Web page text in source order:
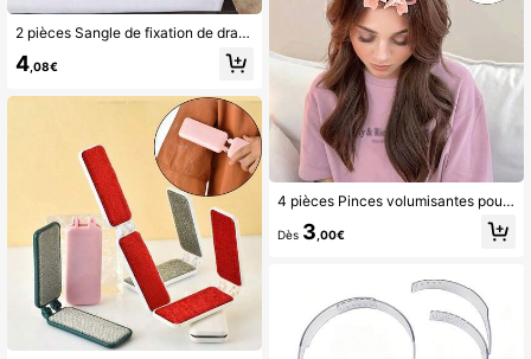
2 pièces Sangle de fixation de drap de lit - Sangle d'épaule ajustable pour drap de lit, attache de serrage de drap de lit pour empêcher le glissement du drap de lit, 2 pièces/set en noir
4 ,08€
4 pièces Pinces volumisantes pour racines, boucleur de cheveux sans chaleur, (réutilisable), conçu pour soulever le sommet de la tête et ajouter du volume sans chaleur, convient pour une coiffure rapide avant de sortir, pendant les pauses au bureau ou en voyage, ciblé vers les femmes adultes et les personnes recherchant un look volumineux naturel, peut être associé à un spray coiffant, une brosse à boucler, un sèche-cheveux, convient pour un soulèvement invisible des racines et la création de boucles durables, compatible avec les pinces à cheveux alligator, le gel pour cheveux, la cire pour cheveux
Dès 3 ,00€